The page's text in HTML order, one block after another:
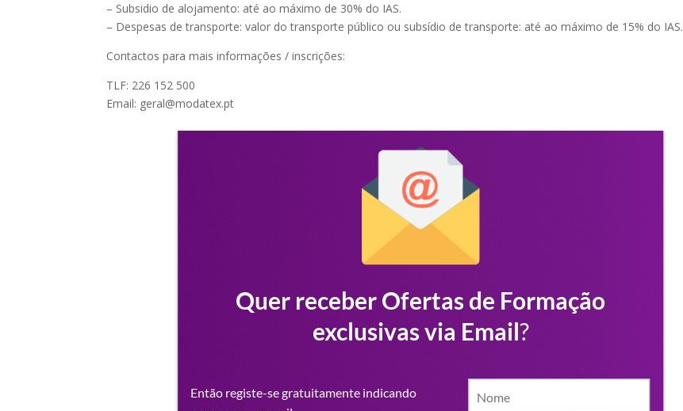
– Subsidio de alojamento: até ao máximo de 30% do IAS.
– Despesas de transporte: valor do transporte público ou subsídio de transporte: até ao máximo de 15% do IAS.
Contactos para mais informações / inscrições:
TLF: 226 152 500
Email: geral@modatex.pt